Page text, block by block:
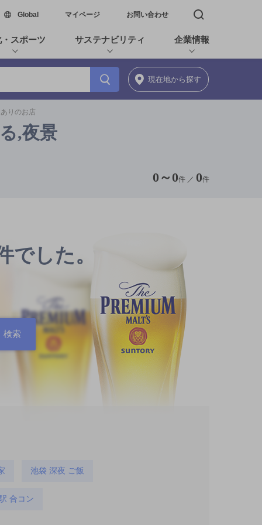
Global新しいウィンドウで開く
マイページ お問い合わせ 検索窓を開く
スポーツ サステナビリティ 企業情報
現在地から探す
りのお店
,夜景
0 ～ 0件 ／ 0件
でした。
池袋 深夜 ご飯
合コン